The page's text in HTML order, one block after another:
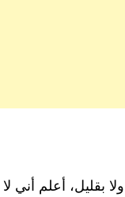
بقليل، أعلم أني